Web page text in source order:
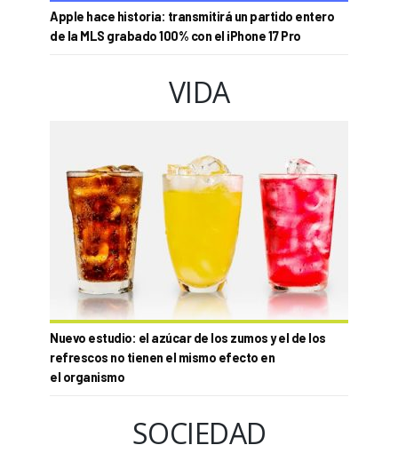
Apple hace historia: transmitirá un partido entero
de la MLS grabado 100% con el iPhone 17 Pro
VIDA
Nuevo estudio: el azúcar de los zumos y el de los
refrescos no tienen el mismo efecto en
el organismo
SOCIEDAD